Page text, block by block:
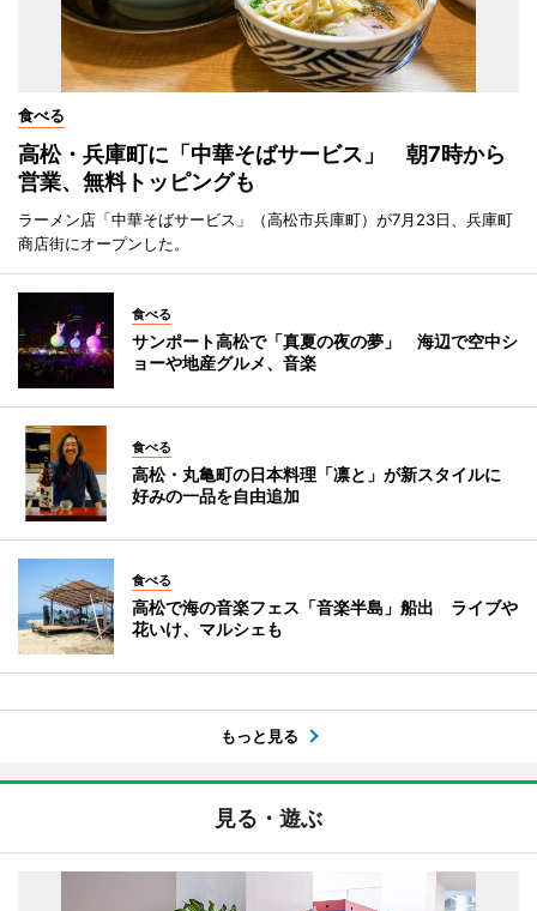
食べる
高松・兵庫町に「中華そばサービス」 朝7時から
営業、無料トッピングも
ラーメン店「中華そばサービス」（高松市兵庫町）が7月23日、兵庫町
商店街にオープンした。
食べる
サンポート高松で「真夏の夜の夢」 海辺で空中シ
ョーや地産グルメ、音楽
食べる
高松・丸亀町の日本料理「凛と」が新スタイルに
好みの一品を自由追加
食べる
高松で海の音楽フェス「音楽半島」船出 ライブや
花いけ、マルシェも
もっと見る
見る・遊ぶ